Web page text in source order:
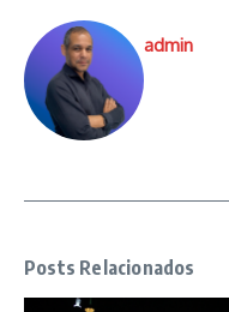
admin
Posts Relacionados